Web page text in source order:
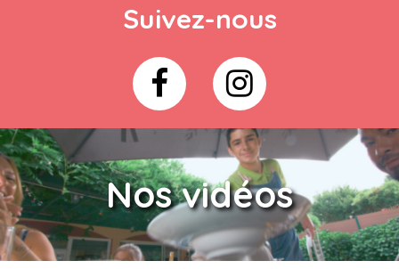
Suivez-nous
Nos vidéos